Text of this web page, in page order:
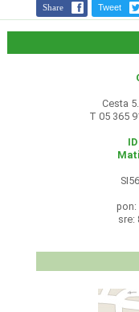
Share Tweet
Cesta
T 05 365
pon:
sre: